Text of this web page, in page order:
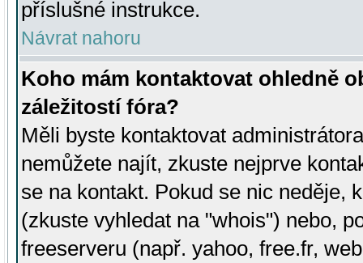
příslušné instrukce.
Návrat nahoru
Koho mám kontaktovat ohledně
záležitostí fóra?
Měli byste kontaktovat
nemůžete najít, zkuste nejprve
se na kontakt. Pokud se nic neděje,
(zkuste vyhledat na "whois") nebo,
freeserveru (např. yahoo, free.fr,